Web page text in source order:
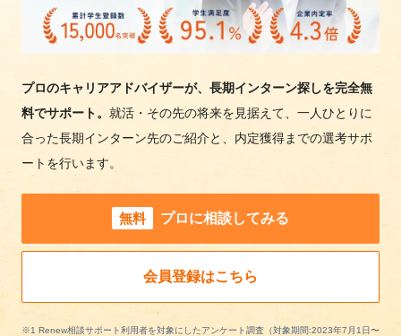
プロのキャリアアドバイザーが、長期インターン探しを完全無
料でサポート。 就活・その先の将来を見据えて、一人ひとりに
合った長期インターン先のご紹介と、内定獲得までの選考サポ
ートを行います。
無料 プロに相談してみる
会員登録はこちら
※1 Renew相談サポート利用者を対象にしたアンケート調査（対象期間:2023年7月1日〜